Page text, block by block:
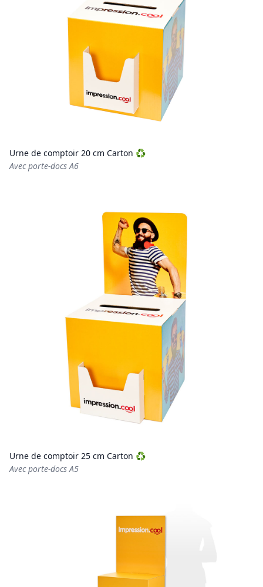
Urne de comptoir 20 cm Carton ♻️
Avec porte-docs A6
Urne de comptoir 25 cm Carton ♻️
Avec porte-docs A5